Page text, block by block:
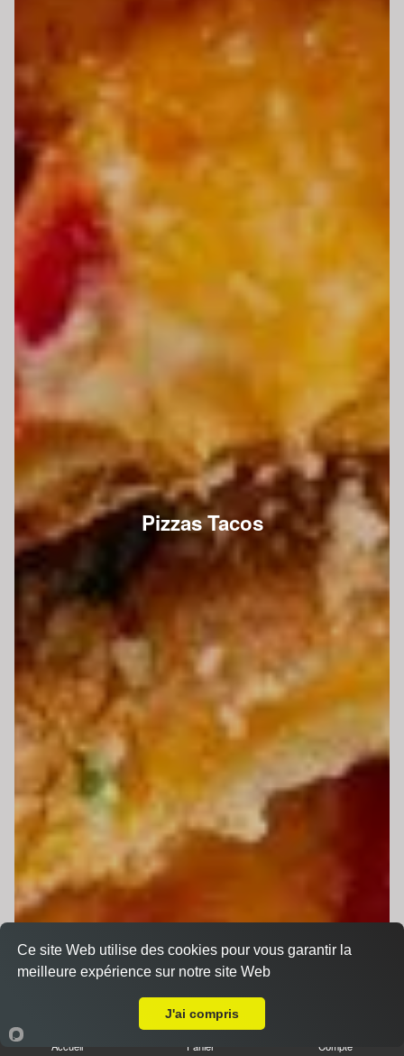
Pizzas Tacos
Accueil Panier Compte
Ce site Web utilise des cookies pour vous garantir la
meilleure expérience sur notre site Web
J'ai compris